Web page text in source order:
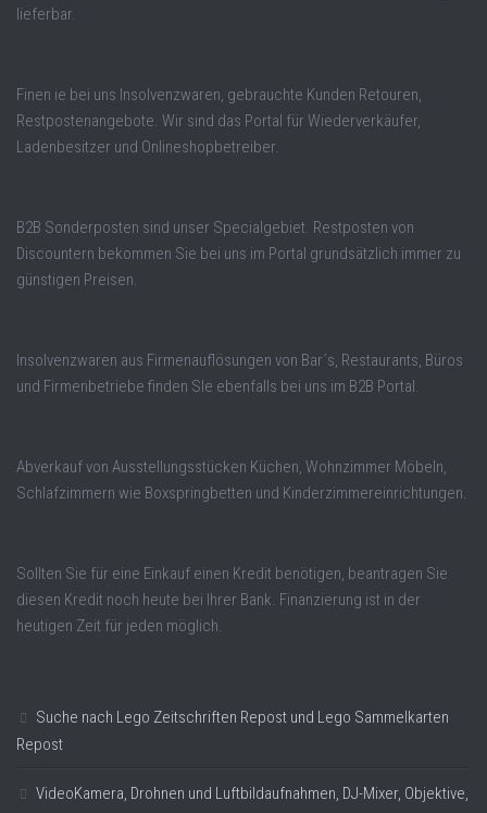
lieferbar.
Finen ie bei uns Insolvenzwaren, gebrauchte Kunden Retouren,
Restpostenangebote. Wir sind das Portal für Wiederverkäufer,
Ladenbesitzer und Onlineshopbetreiber.
B2B Sonderposten sind unser Specialgebiet. Restposten von
Discountern bekommen Sie bei uns im Portal grundsätzlich immer zu
günstigen Preisen.
Insolvenzwaren aus Firmenauflösungen von Bar´s, Restaurants, Büros
und Firmenbetriebe finden SIe ebenfalls bei uns im B2B Portal.
Abverkauf von Ausstellungsstücken Küchen, Wohnzimmer Möbeln,
Schlafzimmern wie Boxspringbetten und Kinderzimmereinrichtungen.
Sollten Sie für eine Einkauf einen Kredit benötigen, beantragen Sie
diesen Kredit noch heute bei Ihrer Bank. Finanzierung ist in der
heutigen Zeit für jeden möglich.
Suche nach Lego Zeitschriften Repost und Lego Sammelkarten
Repost
VideoKamera, Drohnen und Luftbildaufnahmen, DJ-Mixer, Objektive,